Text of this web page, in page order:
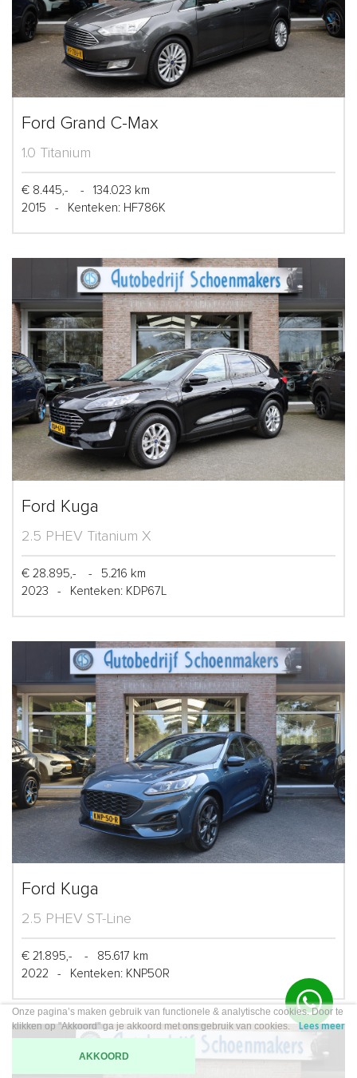
Ford Grand C-Max
1.0 Titanium
€ 8.445,- -
134.023 km
2015
- Kenteken: HF786K
Ford Kuga
2.5 PHEV Titanium X
€ 28.895,- -
5.216 km
2023
- Kenteken: KDP67L
Ford Kuga
2.5 PHEV ST-Line
€ 21.895,- -
85.617 km
2022
- Kenteken: KNP50R
Onze pagina’s maken gebruik van functionele & analytische cookies. Door te
klikken op "Akkoord" ga je akkoord met ons gebruik van cookies.
Lees meer
AKKOORD